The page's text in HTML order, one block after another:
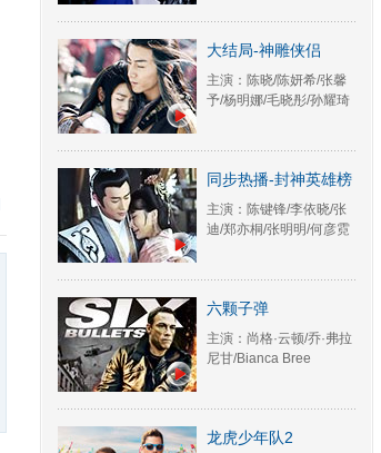
大结局-神雕侠侣
主演：陈晓/陈妍希/张馨
予/杨明娜/毛晓彤/孙耀琦
同步热播-封神英雄榜
主演：陈键锋/李依晓/张
迪/郑亦桐/张明明/何彦霓
六颗子弹
主演：尚格·云顿/乔·弗拉
尼甘/Bianca Bree
龙虎少年队2